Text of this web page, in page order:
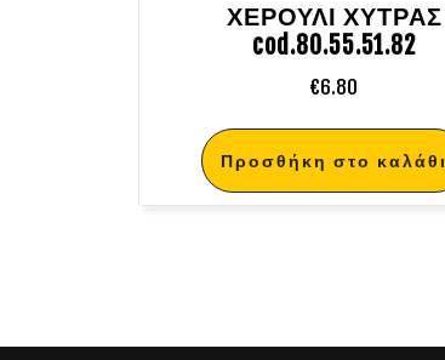
ΧΕΡΟΥΛΙ ΧΥΤΡΑΣ
cod.80.55.51.82
€6.80
Προσθήκη στο καλάθι